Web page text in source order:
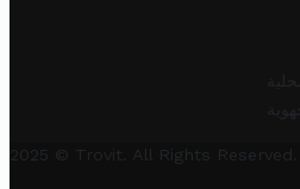
2025 © Trovit. All Rights Reserved.